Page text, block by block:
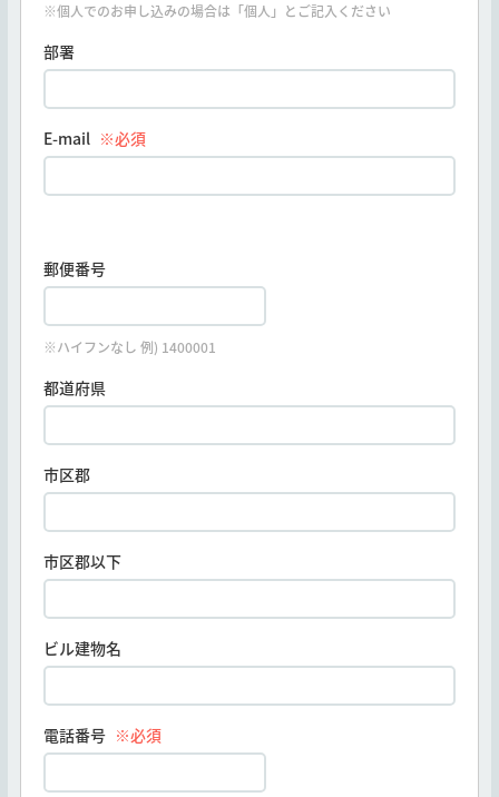
※個人でのお申し込みの場合は「個人」とご記入ください
部署
E-mail ※必須
郵便番号
※ハイフンなし 例) 1400001
都道府県
市区郡
市区郡以下
ビル建物名
電話番号 ※必須